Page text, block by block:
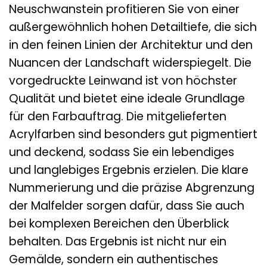
Neuschwanstein profitieren Sie von einer
außergewöhnlich hohen Detailtiefe, die sich
in den feinen Linien der Architektur und den
Nuancen der Landschaft widerspiegelt. Die
vorgedruckte Leinwand ist von höchster
Qualität und bietet eine ideale Grundlage
für den Farbauftrag. Die mitgelieferten
Acrylfarben sind besonders gut pigmentiert
und deckend, sodass Sie ein lebendiges
und langlebiges Ergebnis erzielen. Die klare
Nummerierung und die präzise Abgrenzung
der Malfelder sorgen dafür, dass Sie auch
bei komplexen Bereichen den Überblick
behalten. Das Ergebnis ist nicht nur ein
Gemälde, sondern ein authentisches